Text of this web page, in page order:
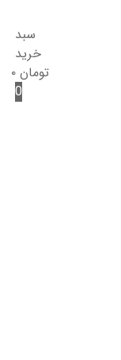
سبد
خرید
تومان ۰
0